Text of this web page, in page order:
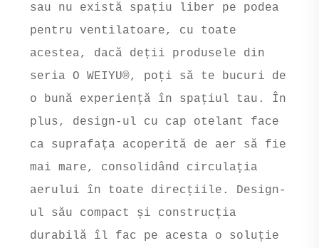
sau nu există spațiu liber pe podea
pentru ventilatoare, cu toate
acestea, dacă deții produsele din
seria O WEIYU®, poți să te bucuri de
o bună experiență în spațiul tau. În
plus, design-ul cu cap otelant face
ca suprafața acoperită de aer să fie
mai mare, consolidând circulația
aerului în toate direcțiile. Design-
ul său compact și construcția
durabilă îl fac pe acesta o soluție